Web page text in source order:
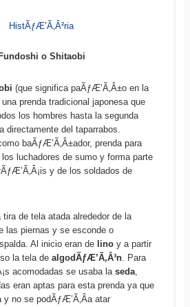
o Shitaobi
(que significa paÃƒÆ’Ã‚Â±o en la
una prenda tradicional japonesa que
los hombres hasta la segunda
directamente del taparrabos.
baÃƒÆ’Ã‚Â±ador, prenda para
luchadores de sumo y forma parte
y de los soldados de
de tela atada alrededor de la
las piernas y se esconde o
Al inicio eran de linoy a partir
la tela de algodÃƒÆ’Ã‚Â³n. Para
acomodadas se usaba la seda,
eran aptas para esta prenda ya que
y no se podÃƒÆ’Ã‚Â­a atar